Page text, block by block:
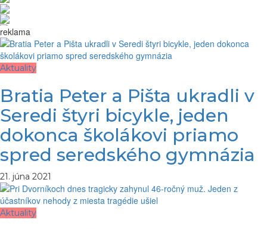
reklama
Aktuality
Bratia Peter a Pišta ukradli v
Seredi štyri bicykle, jeden
dokonca školákovi priamo
spred seredského gymnázia
21. júna 2021
Aktuality